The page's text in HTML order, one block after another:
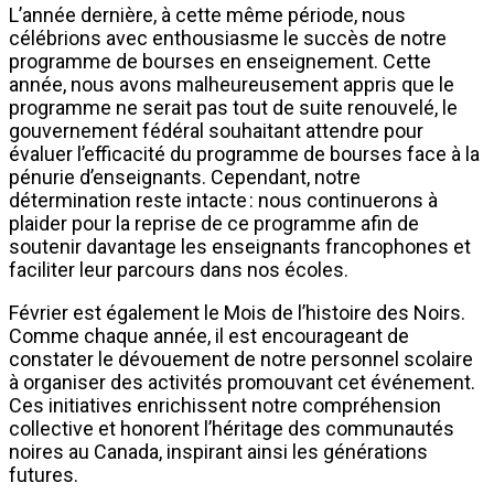
L’année dernière, à cette même période, nous
célébrions avec enthousiasme le succès de notre
programme de bourses en enseignement. Cette
année, nous avons malheureusement appris que le
programme ne serait pas tout de suite renouvelé, le
gouvernement fédéral souhaitant attendre pour
évaluer l’efficacité du programme de bourses face à la
pénurie d’enseignants. Cependant, notre
détermination reste intacte : nous continuerons à
plaider pour la reprise de ce programme afin de
soutenir davantage les enseignants francophones et
faciliter leur parcours dans nos écoles.
Février est également le Mois de l’histoire des Noirs.
Comme chaque année, il est encourageant de
constater le dévouement de notre personnel scolaire
à organiser des activités promouvant cet événement.
Ces initiatives enrichissent notre compréhension
collective et honorent l’héritage des communautés
noires au Canada, inspirant ainsi les générations
futures.